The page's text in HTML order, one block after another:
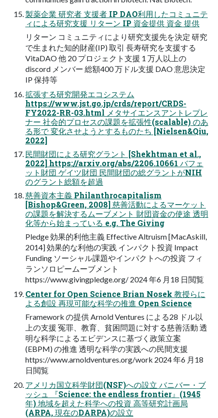
製薬企業 研究者 支援者 IP DAO利用したコミュニテ
ィによる研究支援 リターン IP 資金提供 資金 提供
リターン コミュニティにより研究支援先を決定 研究
で生まれた知的財産(IP) 取引 長寿研究を支援する
VitaDAO 他 20 プロジェクト支援 1 万人以上の
discord メンバー 総額400 万ドル支援 DAO 意思決定
IP 保持等
拡張する研究開発エコシステム
https://www.jst.go.jp/crds/report/CRDS-
FY2022-RR-03.html メタサイエンスアントレプレ
ナー 社会的プロセスの課題を拡張性(scalable) のあ
る形で 変化させようとするものたち [Nielsen&Qiu,
2022]
民間財団による研究グラント [Shekhtman et al.,
2022] https://arxiv.org/abs/2206.10661 バフェ
ット財団 ゲイツ財団 民間財団の総グラントがNIH
のグラント総額を超過
慈善資本主義 Philanthrocapitalism
[Bishop&Green, 2008] 慈善活動によるマーケット
の課題を解決するムーブメント 財団資金の使途 透明
化等から始まっている e.g. The Giving
Pledge 効果的利他主義 Effective Altruism [MacAskill,
2014] 効果的な利他の実践 インパクト投資 Impact
Funding ソーシャル課題やインパクトへの投資 フィ
ランソロピームーブメント
https://www.givingpledge.org/ 2024 年6 月18 日閲覧
Center for Open Science Brian Nosek 教授らに
よる創設 再現可能な科学の推進 Open Science
Framework の提供 Arnold Ventures による28 ドル以
上の支援 冤罪、教育、貧困問題に対する慈善活動 透
明な科学によるエビデンスに基づく政策立案
(EBPM) の推進 透明な科学の実践への民間支援
https://www.arnoldventures.org/work 2024 年6 月18
日閲覧
アメリカ国立科学財団(NSF)への設立 バニバー・ブ
ッシュ 『Science: the endless frontier』(1945
年) 地域を超えた科学への投資 高等研究計画局
(ARPA, 現在のDARPA)の設立